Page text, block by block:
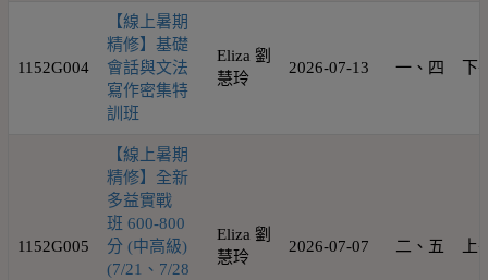
1152G004
【線上暑期
精修】基礎
會話與文法
寫作密集特
訓班
Eliza 劉
慧玲
2026-07-13 一、四 下
1152G005
【線上暑期
精修】全新
多益實戰
班 600-800
分 (中高級)
(7/21、7/28
Eliza 劉
慧玲
2026-07-07 二、五 上